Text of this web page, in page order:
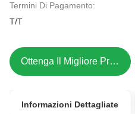
Termini Di Pagamento:
T/T
Ottenga Il Migliore Prezzo
Informazioni Dettagliate